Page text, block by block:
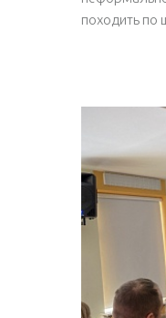
походить по